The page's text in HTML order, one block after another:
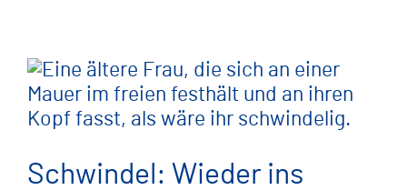
Schwindel: Wieder ins